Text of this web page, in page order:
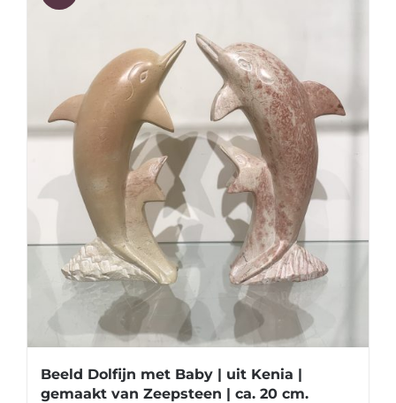
Beeld Dolfijn met Baby | uit Kenia |
gemaakt van Zeepsteen | ca. 20 cm.